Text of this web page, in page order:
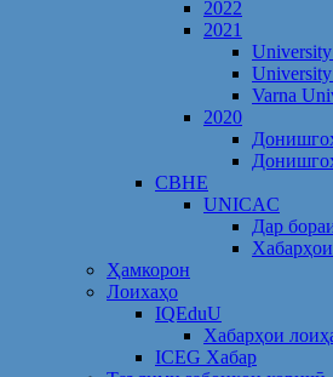
2022
2021
Varna
2020
CBHE
UNICAC
Дар
Ҳамкорон
Лоихаҳо
IQEduU
Хабарҳои
ICEG Хабар